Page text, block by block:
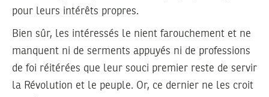
pour leurs intérêts propres.
Bien sûr, les intéressés le nient farouchement et ne
manquent ni de serments appuyés ni de professions
de foi réitérées que leur souci premier reste de servir
la Révolution et le peuple. Or, ce dernier ne les croit